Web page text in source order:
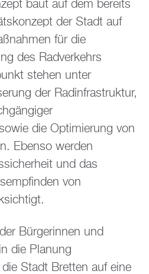
baut auf dem bereits
der Stadt auf
für die
des Radverkehrs
stehen unter
der Radinfrastruktur,
die Optimierung von
Ebenso werden
und das
von
Bürgerinnen und
die Planung
Stadt Bretten auf eine